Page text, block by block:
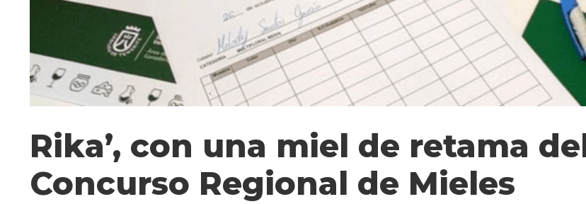
Rika’, con una miel de retama
Concurso Regional de Mieles